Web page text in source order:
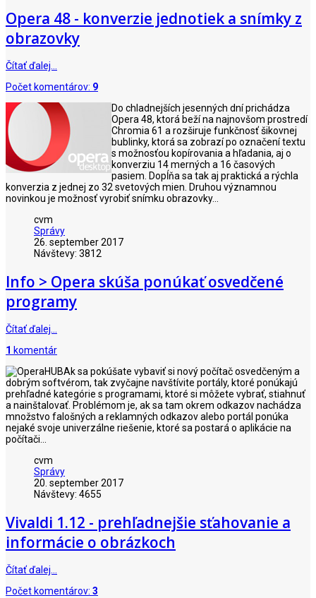
Opera 48 - konverzie jednotiek a snímky z
obrazovky
Čítať ďalej…
Počet komentárov: 9
Do chladnejších jesenných dní prichádza
Opera 48, ktorá beží na najnovšom prostredí
Chromia 61 a rozširuje funkčnosť šikovnej
bublinky, ktorá sa zobrazí po označení textu
s možnosťou kopírovania a hľadania, aj o
konverziu 14 merných a 16 časových
pasiem. Dopĺňa sa tak aj praktická a rýchla
konverzia z jednej zo 32 svetových mien. Druhou významnou
novinkou je možnosť vyrobiť snímku obrazovky...
cvm
Správy
26. september 2017
Návštevy: 3812
Info > Opera skúša ponúkať osvedčené
programy
Čítať ďalej…
1 komentár
Ak sa pokúšate vybaviť si nový počítač osvedčeným a
dobrým softvérom, tak zvyčajne navštívite portály, ktoré ponúkajú
prehľadné kategórie s programami, ktoré si môžete vybrať, stiahnuť
a nainštalovať. Problémom je, ak sa tam okrem odkazov nachádza
množstvo falošných a reklamných odkazov alebo portál ponúka
nejaké svoje univerzálne riešenie, ktoré sa postará o aplikácie na
počítači...
cvm
Správy
20. september 2017
Návštevy: 4655
Vivaldi 1.12 - prehľadnejšie sťahovanie a
informácie o obrázkoch
Čítať ďalej…
Počet komentárov: 3